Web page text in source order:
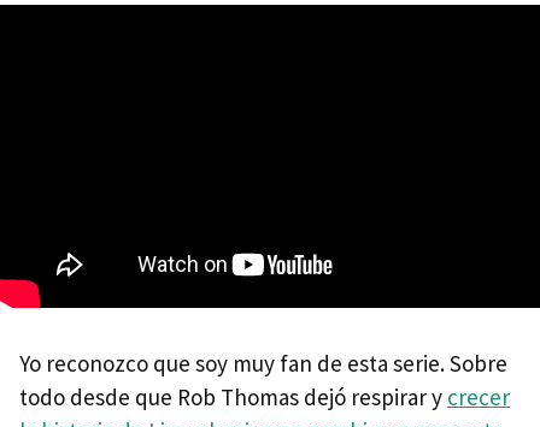
Yo reconozco que soy muy fan de esta serie. Sobre
todo desde que Rob Thomas dejó respirar y crecer